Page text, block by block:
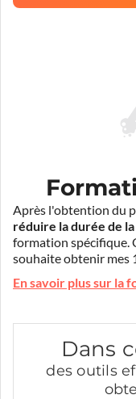
Après l'obtention du
réduire la durée de
formation spécifique.
souhaite obtenir mes
En savoir plus sur la
Dans
des outils